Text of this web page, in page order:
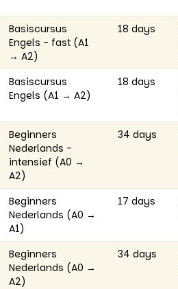
Basiscursus
Engels - fast (A1
→ A2)
18 days
Basiscursus
Engels (A1 → A2)
18 days
Beginners
Nederlands -
intensief (A0 →
A2)
34 days
Beginners
Nederlands (A0 →
A1)
17 days
Beginners
Nederlands (A0 →
A2)
34 days